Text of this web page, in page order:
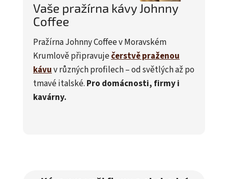
Vaše pražírna kávy Johnny
Coffee
Pražírna Johnny Coffee v Moravském
Krumlově připravuječerstvě praženou
kávuv různých profilech – od světlých až po
tmavé italské. Pro domácnosti, firmy i
kavárny.